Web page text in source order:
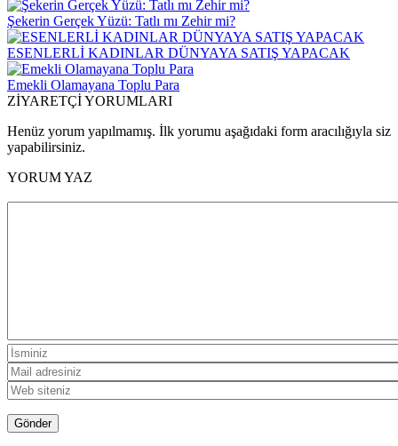
Şekerin Gerçek Yüzü: Tatlı mı Zehir mi?
ESENLERLİ KADINLAR DÜNYAYA SATIŞ YAPACAK
Emekli Olamayana Toplu Para
ZİYARETÇİ YORUMLARI
Henüz yorum yapılmamış. İlk yorumu aşağıdaki form aracılığıyla siz
yapabilirsiniz.
YORUM YAZ